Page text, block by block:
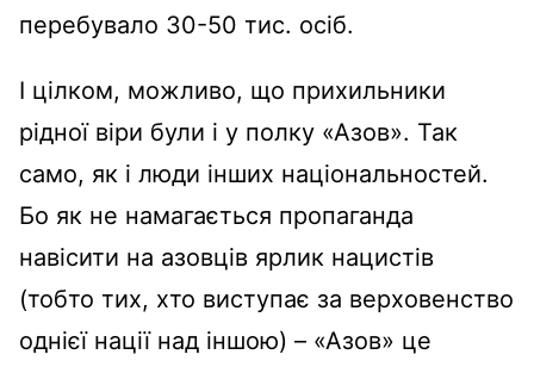
перебувало 30-50 тис. осіб.
І цілком, можливо, що прихильники
рідної віри були і у полку «Азов». Так
само, як і люди інших національностей.
Бо як не намагається пропаганда
навісити на азовців ярлик нацистів
(тобто тих, хто виступає за верховенство
однієї нації над іншою) – «Азов» це